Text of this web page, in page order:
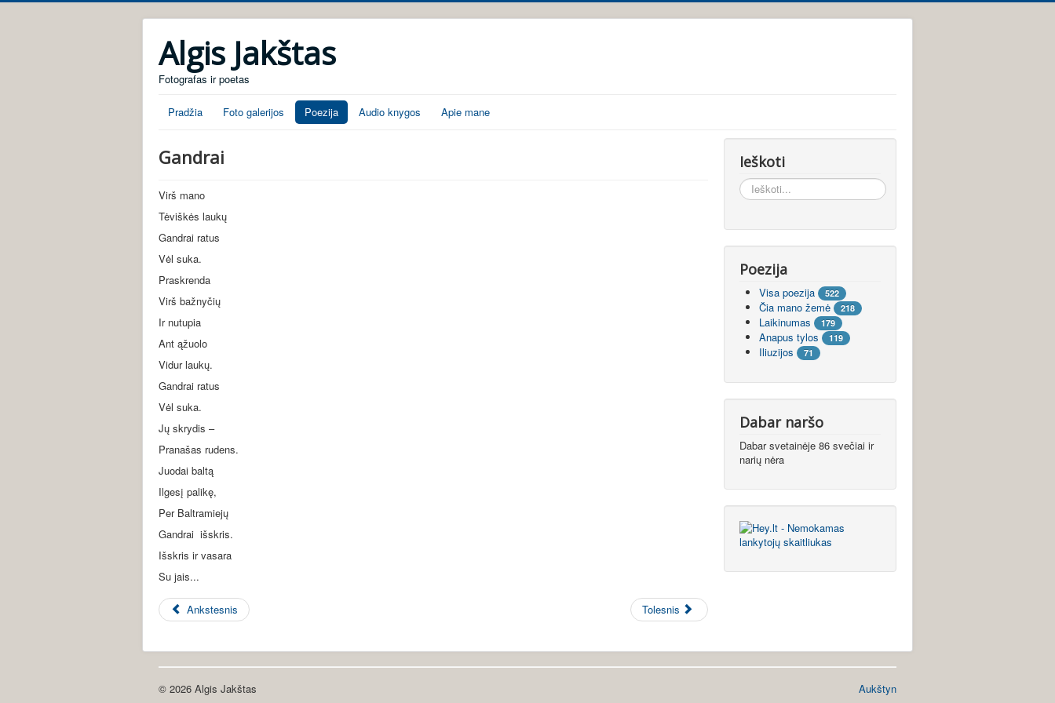
Algis Jakštas
Fotografas ir poetas
Pradžia Foto galerijos Poezija Audio knygos Apie mane
Gandrai
Virš mano
Tėviškės laukų
Gandrai ratus
Vėl suka.
Praskrenda
Virš bažnyčių
Ir nutupia
Ant ąžuolo
Vidur laukų.
Gandrai ratus
Vėl suka.
Jų skrydis –
Pranašas rudens.
Juodai baltą
Ilgesį palikę,
Per Baltramiejų
Gandrai išskris.
Išskris ir vasara
Su jais...
Ankstesnis Tolesnis
Ieškoti
Ieškoti...
Poezija
Visa poezija 522
Čia mano žemė 218
Laikinumas 179
Anapus tylos 119
Iliuzijos 71
Dabar naršo
Dabar svetainėje 86 svečiai ir
narių nėra
Aukštyn
© 2026 Algis Jakštas